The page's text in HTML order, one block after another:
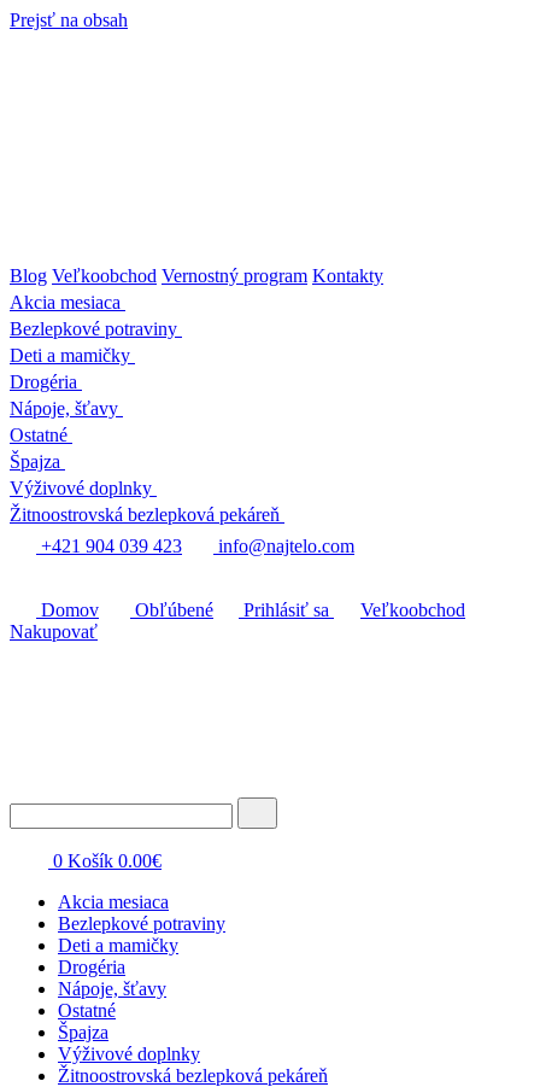
Prejsť na obsah
Blog Veľkoobchod Vernostný program Kontakty
Akcia mesiaca
Bezlepkové potraviny
Deti a mamičky
Drogéria
Nápoje, šťavy
Ostatné
Špajza
Výživové doplnky
Žitnoostrovská bezlepková pekáreň
+421 904 039 423
info@najtelo.com
Domov Obľúbené Prihlásiť sa
Veľkoobchod
Nakupovať
0 Košík 0.00€
Akcia mesiaca
Bezlepkové potraviny
Deti a mamičky
Drogéria
Nápoje, šťavy
Ostatné
Špajza
Výživové doplnky
Žitnoostrovská bezlepková pekáreň